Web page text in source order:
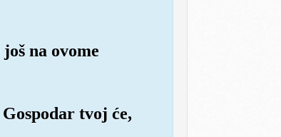
na ovome
tvoj će,